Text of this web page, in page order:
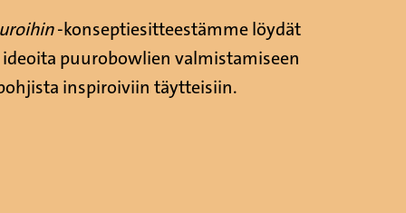
-konseptiesitteestämme löydät
puurobowlien valmistamiseen
inspiroiviin täytteisiin.